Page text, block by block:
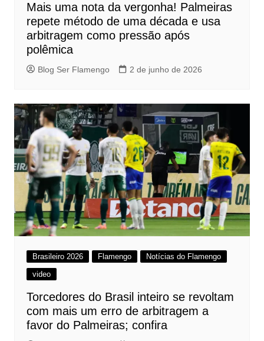
Mais uma nota da vergonha! Palmeiras
repete método de uma década e usa
arbitragem como pressão após
polêmica
Blog Ser Flamengo 2 de junho de 2026
Brasileiro 2026 Flamengo
Notícias do Flamengo
video
Torcedores do Brasil inteiro se revoltam
com mais um erro de arbitragem a
favor do Palmeiras; confira